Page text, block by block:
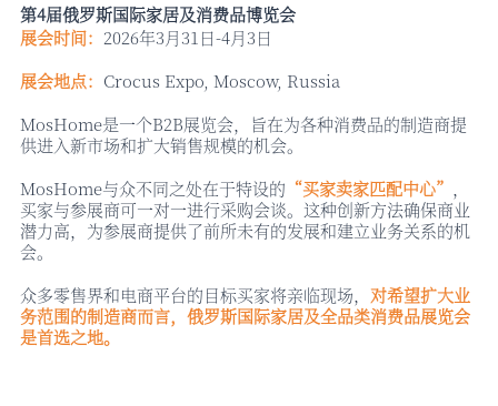
第4届俄罗斯国际家居及消费品博览会
展会时间： 2026年3月31日-4月3日
展会地点： Crocus Expo, Moscow, Russia
MosHome是一个B2B展览会，旨在为各种消费品的制造商提
供进入新市场和扩大销售规模的机会。
MosHome与众不同之处在于特设的 “买家卖家匹配中心”
买家与参展商可一对一进行采购会谈。这种创新方法确保商业
潜力高，为参展商提供了前所未有的发展和建立业务关系的机
会。
众多零售界和电商平台的目标买家将亲临现场， 对希望扩大业
务范围的制造商而言，俄罗斯国际家居及全品类消费品展览会
是首选之地。